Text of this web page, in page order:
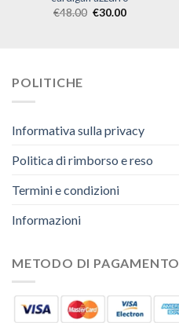
€48.00 €30.00
POLITICHE
Informativa sulla privacy
Politica di rimborso e reso
Termini e condizioni
Informazioni
METODO DI PAGAMENTO